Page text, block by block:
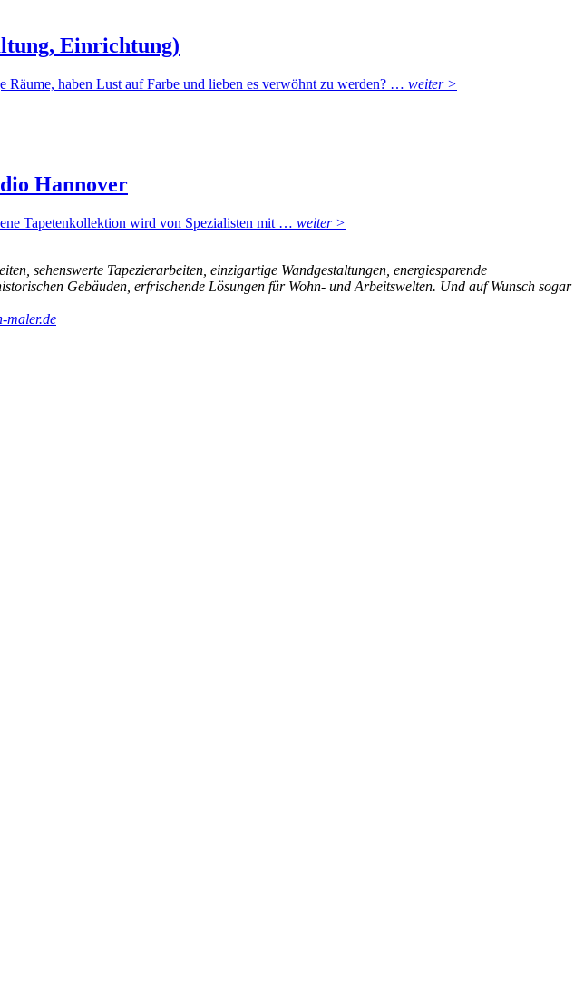
Einrichtung)
Räume, haben Lust auf Farbe und lieben es verwöhnt zu werden? … weiter >
Hannover
Tapetenkollektion wird von Spezialisten mit … weiter >
sehenswerte Tapezierarbeiten, einzigartige Wandgestaltungen, energiesparende
Gebäuden, erfrischende Lösungen für Wohn- und Arbeitswelten. Und auf Wunsch sogar
maler.de